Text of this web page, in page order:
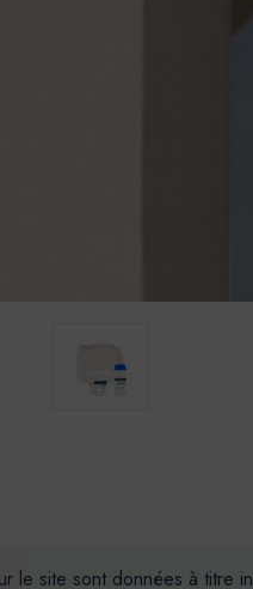
le site sont données à